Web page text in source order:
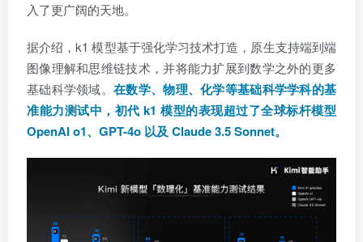
入了更广阔的天地。
据介绍，k1 模型基于强化学习技术打造，原生支持端到端
图像理解和思维链技术，并将能力扩展到数学之外的更多
基础科学领域。在数学、物理、化学等基础科学学科的基
准能力测试中，初代 k1 模型的表现超过了全球标杆模型
OpenAI o1、GPT-4o 以及 Claude 3.5 Sonnet。